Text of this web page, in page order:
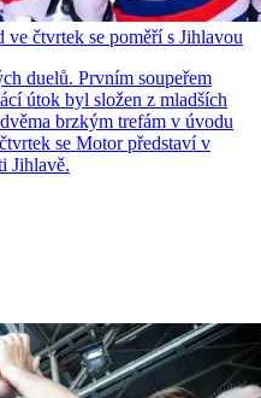
čtvrtek se poměří s Jihlavou
duelů. Prvním soupeřem
útok byl složen z mladších
brzkým trefám v úvodu
se Motor představí v
Jihlavě.